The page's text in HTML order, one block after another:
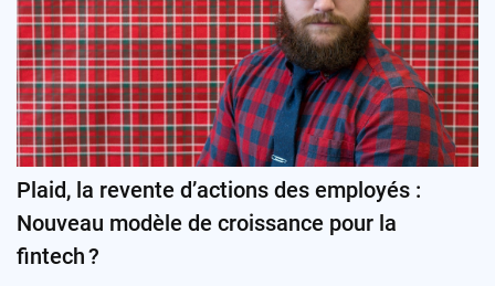
Plaid, la revente d’actions des employés :
Nouveau modèle de croissance pour la
fintech ?